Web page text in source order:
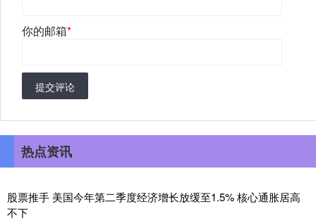
你的邮箱*
提交评论
热点资讯
股票推手 美国今年第二季度经济增长放缓至1.5% 核心通胀居高
不下